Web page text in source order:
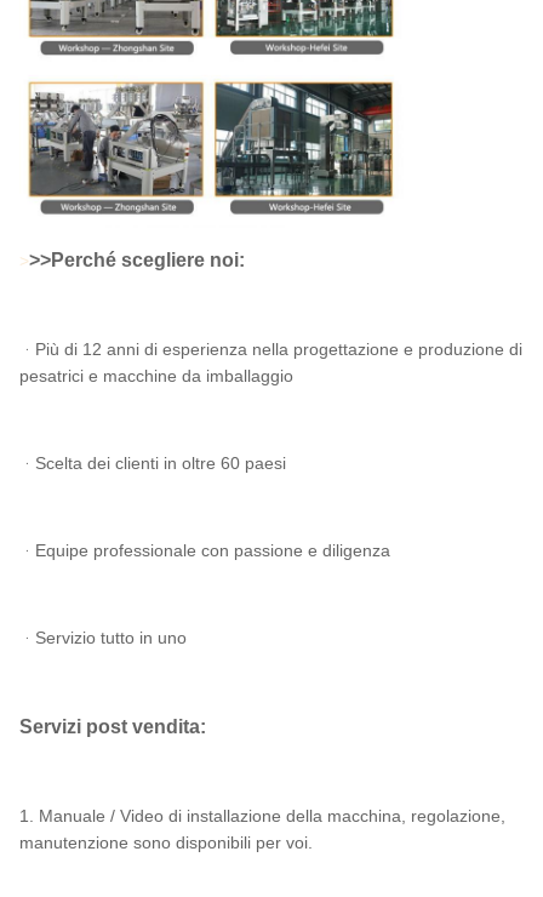
>>>Perché scegliere noi:
ᆞPiù di 12 anni di esperienza nella progettazione e produzione di
pesatrici e macchine da imballaggio
ᆞScelta dei clienti in oltre 60 paesi
ᆞEquipe professionale con passione e diligenza
ᆞServizio tutto in uno
Servizi post vendita:
1. Manuale / Video di installazione della macchina, regolazione,
manutenzione sono disponibili per voi.